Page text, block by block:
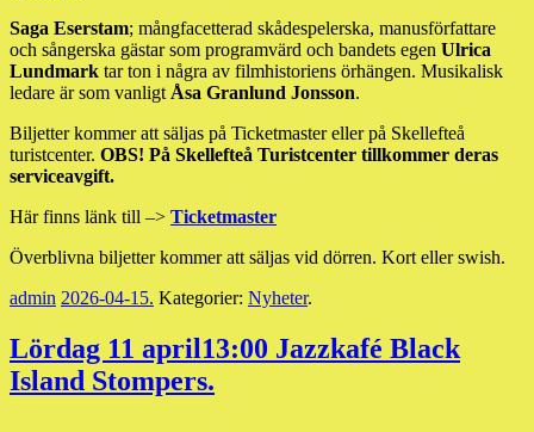
Saga Eserstam; mångfacetterad skådespelerska, manusförfattare
och sångerska gästar som programvärd och bandets egen Ulrica
Lundmark tar ton i några av filmhistoriens örhängen. Musikalisk
ledare är som vanligt Åsa Granlund Jonsson.
Biljetter kommer att säljas på Ticketmaster eller på Skellefteå
turistcenter. OBS! På Skellefteå Turistcenter tillkommer deras
serviceavgift.
Här finns länk till –> Ticketmaster
Överblivna biljetter kommer att säljas vid dörren. Kort eller swish.
admin 2026-04-15. Kategorier: Nyheter.
Lördag 11 april13:00 Jazzkafé Black
Island Stompers.